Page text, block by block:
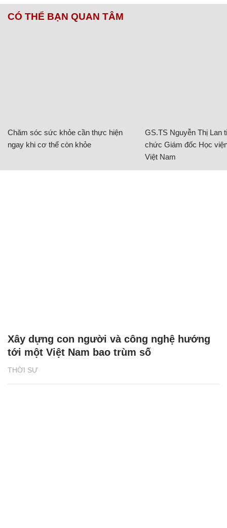
CÓ THỂ BẠN QUAN TÂM
Chăm sóc sức khỏe cần thực hiện
ngay khi cơ thể còn khỏe
GS.TS Nguyễn Thị Lan
chức Giám đốc Học
Việt Nam
THỜI SỰ
Xây dựng con người và công nghệ hướng
tới một Việt Nam bao trùm số